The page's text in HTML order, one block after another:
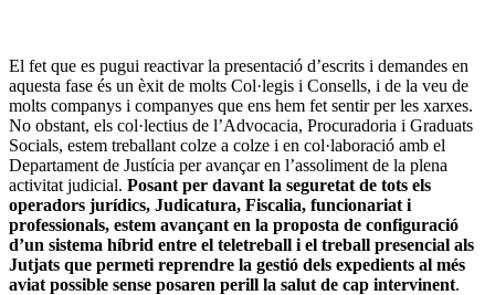
El fet que es pugui reactivar la presentació d’escrits i demandes en
aquesta fase és un èxit de molts Col·legis i Consells, i de la veu de
molts companys i companyes que ens hem fet sentir per les xarxes.
No obstant, els col·lectius de l’Advocacia, Procuradoria i Graduats
Socials, estem treballant colze a colze i en col·laboració amb el
Departament de Justícia per avançar en l’assoliment de la plena
activitat judicial. Posant per davant la seguretat de tots els
operadors jurídics, Judicatura, Fiscalia, funcionariat i
professionals, estem avançant en la proposta de configuració
d’un sistema híbrid entre el teletreball i el treball presencial als
Jutjats que permeti reprendre la gestió dels expedients al més
aviat possible sense posaren perill la salut de cap intervinent.